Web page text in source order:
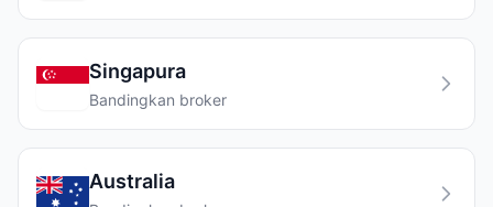
Singapura
Bandingkan broker
Australia